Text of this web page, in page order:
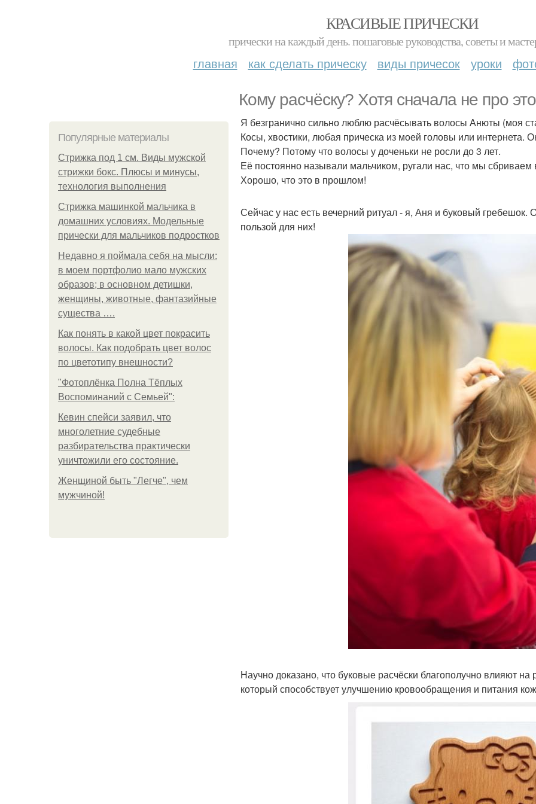
КРАСИВЫЕ ПРИЧЕСКИ
прически на каждый день. пошаговые руководства, советы и
главная как сделать прическу виды причесок уроки
Кому расчёску? Хотя сначала не про
Популярные материалы
Стрижка под 1 см. Виды мужской
стрижки бокс. Плюсы и минусы,
технология выполнения
Стрижка машинкой мальчика в
домашних условиях. Модельные
прически для мальчиков подростков
Недавно я поймала себя на мысли:
в моем портфолио мало мужских
образов; в основном детишки,
женщины, животные, фантазийные
существа ….
Как понять в какой цвет покрасить
волосы. Как подобрать цвет волос
по цветотипу внешности?
"Фотоплёнка Полна Тёплых
Воспоминаний с Семьей":
Кевин спейси заявил, что
многолетние судебные
разбирательства практически
уничтожили его состояние.
Женщиной быть "Легче", чем
мужчиной!
Я безгранично сильно люблю расчёсывать волосы Анюты (моя
Косы, хвостики, любая прическа из моей головы или интернета.
Почему? Потому что волосы у доченьки не росли до 3 лет.
Её постоянно называли мальчиком, ругали нас, что мы сбриваем
Хорошо, что это в прошлом!
Сейчас у нас есть вечерний ритуал - я, Аня и буковый
пользой для них!
Научно доказано, что буковые расчёски благополучно влияют
который способствует улучшению кровообращения и питания